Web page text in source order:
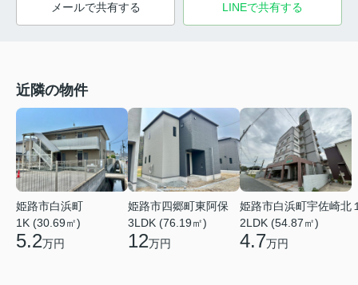
メールで共有する LINEで共有する
近隣の物件
姫路市白浜町
1K (30.69㎡)
5.2万円
姫路市四郷町東阿保
3LDK (76.19㎡)
12万円
姫路市白浜町宇佐崎北
2LDK (54.87㎡)
4.7万円